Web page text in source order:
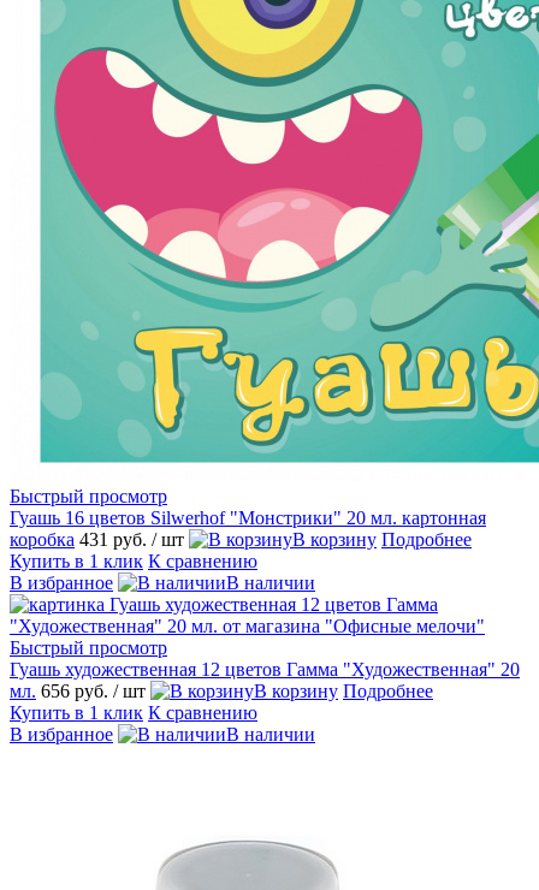
Быстрый просмотр
Гуашь 16 цветов Silwerhof "Монстрики" 20 мл. картонная
коробка 431 руб. / шт В корзину Подробнее
Купить в 1 клик К сравнению
В избранное
В наличии
Быстрый просмотр
Гуашь художественная 12 цветов Гамма "Художественная" 20
мл. 656 руб. / шт В корзину Подробнее
Купить в 1 клик К сравнению
В избранное
В наличии